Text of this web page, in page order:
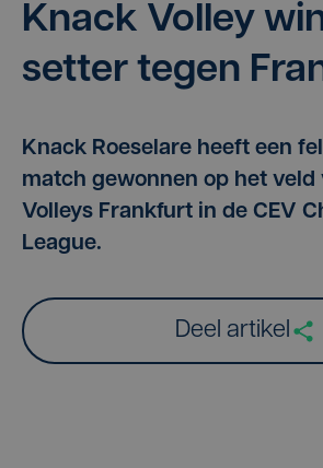
Knack Vol­ley
set­ter tegen
Knack Roeselare heeft een
match gewonnen op het veld
Volleys Frankfurt in de CEV
League.
Deel artikel